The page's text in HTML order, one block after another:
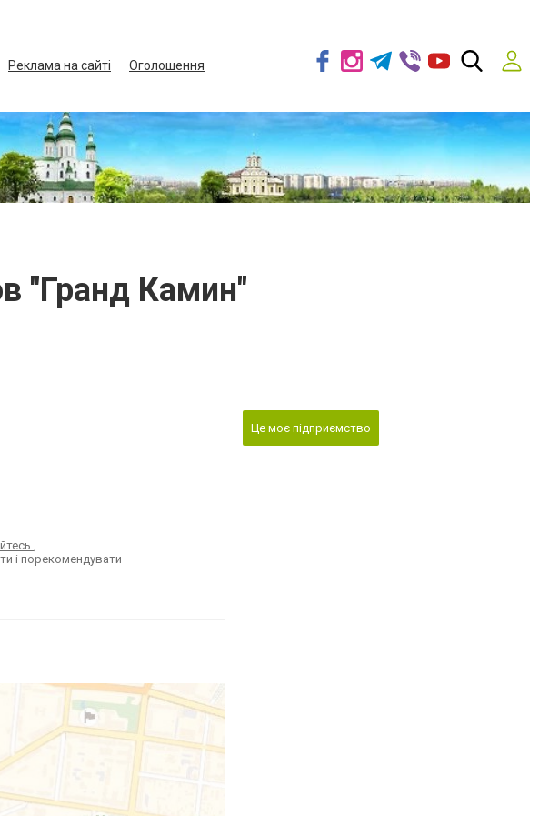
Реклама на сайті
Оголошення
"Гранд Камин"
,
і порекомендувати
Це моє підприємство